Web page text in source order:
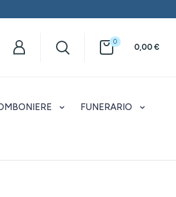
0
0,00€
FUNERARIO